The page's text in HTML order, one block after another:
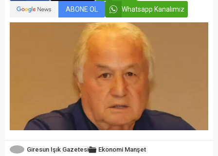
ABONE OL Whatsapp Kanalımız
Giresun Işık Gazetesi Ekonomi Manşet